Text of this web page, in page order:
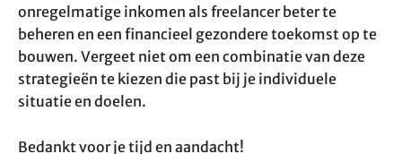
onregelmatige inkomen als freelancer beter te
beheren en een financieel gezondere toekomst op te
bouwen. Vergeet niet om een combinatie van deze
strategieën te kiezen die past bij je individuele
situatie en doelen.
Bedankt voor je tijd en aandacht!